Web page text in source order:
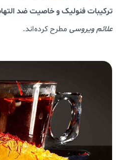
ترکیبات فنولیک و خاصیت ضد
علائم ویروسی مطرح کرده‌اند.